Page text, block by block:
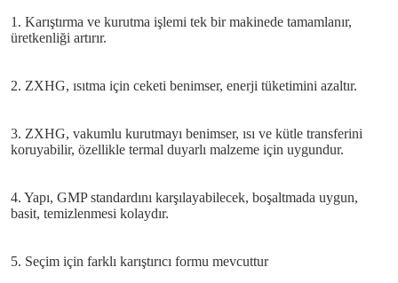
1. Karıştırma ve kurutma işlemi tek bir makinede tamamlanır,
üretkenliği artırır.
2. ZXHG, ısıtma için ceketi benimser, enerji tüketimini azaltır.
3. ZXHG, vakumlu kurutmayı benimser, ısı ve kütle transferini
koruyabilir, özellikle termal duyarlı malzeme için uygundur.
4. Yapı, GMP standardını karşılayabilecek, boşaltmada uygun,
basit, temizlenmesi kolaydır.
5. Seçim için farklı karıştırıcı formu mevcuttur